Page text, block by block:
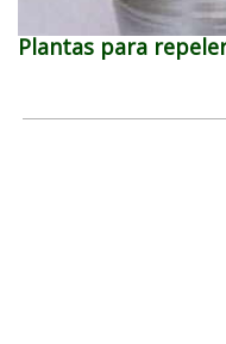
Plantas para